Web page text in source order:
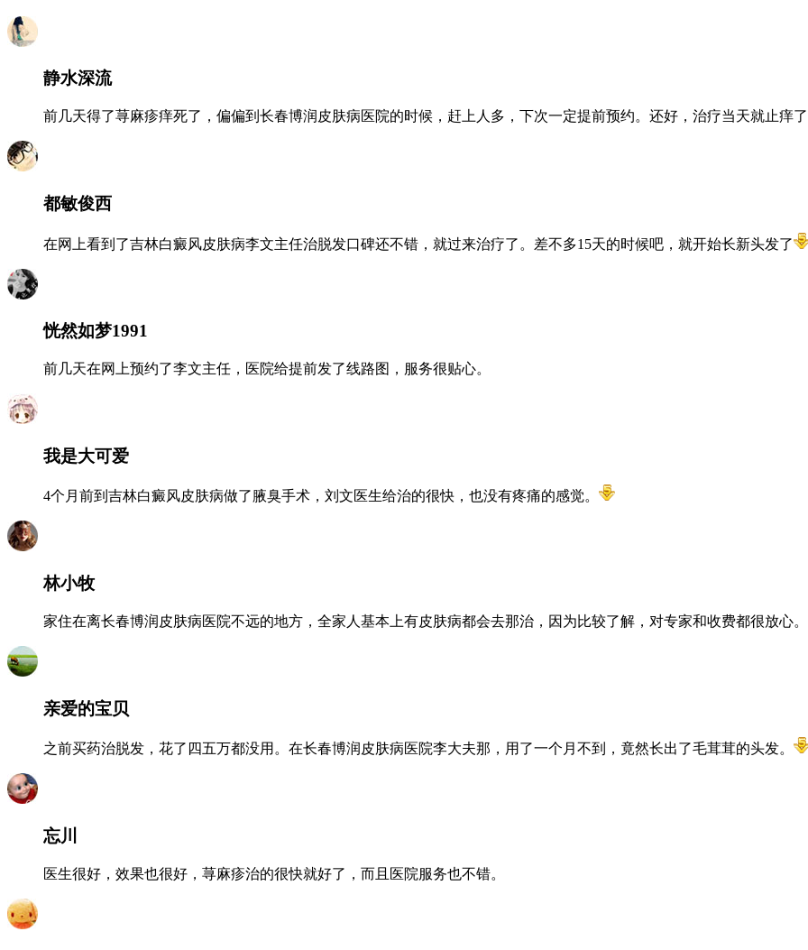
静水深流
前几天得了荨麻疹痒死了，偏偏到长春博润皮肤病医院的时候，赶上人多，下次一定提前预约。还好，治疗当天就止痒了
都敏俊西
在网上看到了吉林白癜风皮肤病李文主任治脱发口碑还不错，就过来治疗了。差不多15天的时候吧，就开始长新头发了
恍然如梦1991
前几天在网上预约了李文主任，医院给提前发了线路图，服务很贴心。
我是大可爱
4个月前到吉林白癜风皮肤病做了腋臭手术，刘文医生给治的很快，也没有疼痛的感觉。
林小牧
家住在离长春博润皮肤病医院不远的地方，全家人基本上有皮肤病都会去那治，因为比较了解，对专家和收费都很放心。
亲爱的宝贝
之前买药治脱发，花了四五万都没用。在长春博润皮肤病医院李大夫那，用了一个月不到，竟然长出了毛茸茸的头发。
忘川
医生很好，效果也很好，荨麻疹治的很快就好了，而且医院服务也不错。